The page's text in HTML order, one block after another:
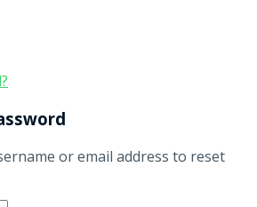
or email address to reset